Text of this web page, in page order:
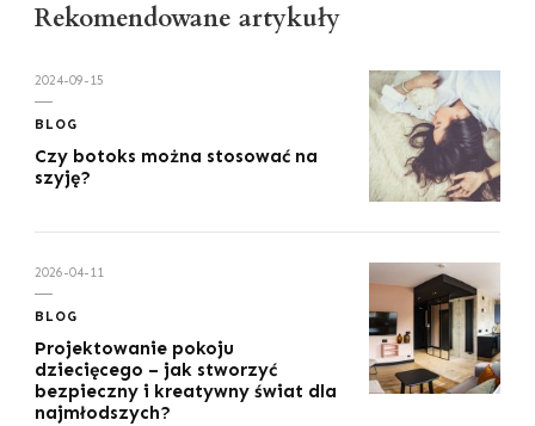
Rekomendowane artykuły
2024-09-15
BLOG
Czy botoks można stosować na
szyję?
2026-04-11
BLOG
Projektowanie pokoju
dziecięcego – jak stworzyć
bezpieczny i kreatywny świat dla
najmłodszych?